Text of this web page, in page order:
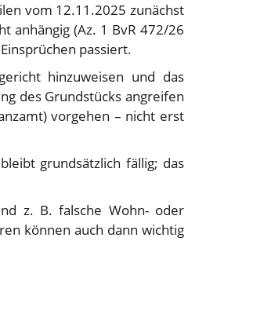
vom 12.11.2025 zunächst
anhängig (Az. 1 BvR 472/26
passiert.
hinzuweisen und das
des Grundstücks angreifen
vorgehen – nicht erst
grundsätzlich fällig; das
z. B. falsche Wohn- oder
können auch dann wichtig